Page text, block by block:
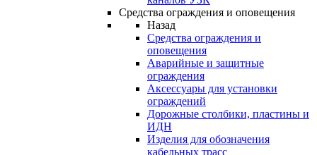
Средства ограждения и оповещения
Назад
Средства ограждения и
оповещения
Аварийные и защитные
ограждения
Аксессуары для установки
ограждений
Дорожные столбики, пластины и
ИДН
Изделия для обозначения
кабельных трасс